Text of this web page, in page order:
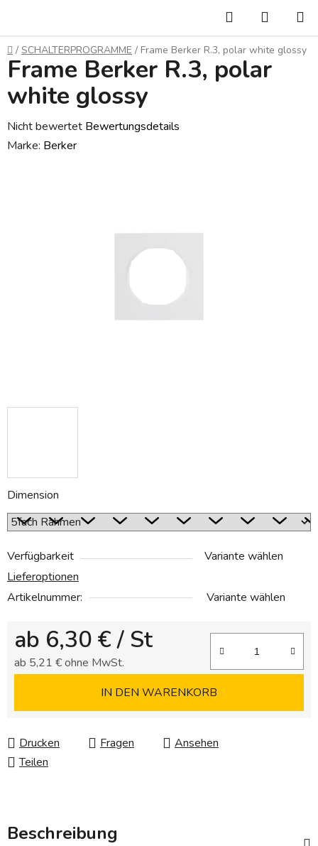
springen
Suchen
Startseite
/ SCHALTERPROGRAMME / Frame Berker R.3, polar white glossy
Dimension
Verfügbarkeit
Variante wählen
Lieferoptionen
Artikelnummer:
Variante wählen
ab 6,30 € / St
ab 5,21 €ohne MwSt.
IN DEN WARENKORB
Drucken Fragen
Ansehen
Teilen
Frame Berker R.3, polar
white glossy
Die
durchschnittliche
Nicht bewertet Bewertungsdetails
Marke: Berker
Beschreibung